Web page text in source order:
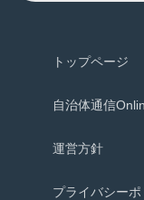
トップページ
自治体通信
運営方針
プライバシーポ